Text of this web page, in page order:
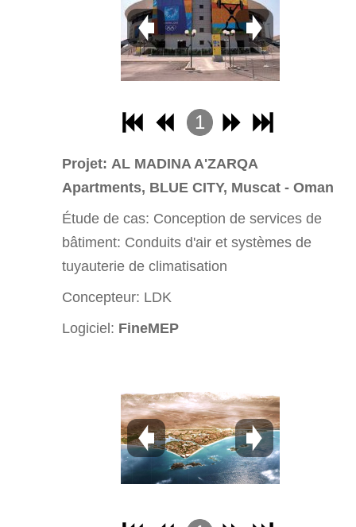
1
3
5
11
12
13
14
16
Projet: AL MADINA A'ZARQA
Apartments, BLUE CITY, Muscat - Oman
Étude de cas: Conception de services de
bâtiment: Conduits d'air et systèmes de
tuyauterie de climatisation
Concepteur: LDK
Logiciel: FineMEP